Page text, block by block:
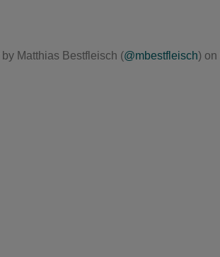
by Matthias Bestfleisch (@mbestfleisch) on